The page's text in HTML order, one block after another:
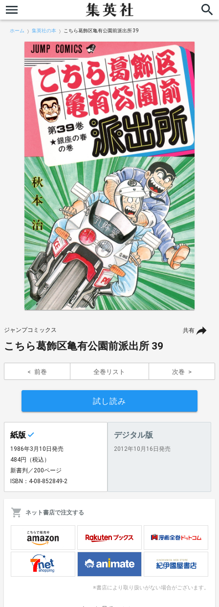
ホーム 集英社の本 こちら葛飾区亀有公園前派出所 39
共有
ジャンプコミックス
こちら葛飾区亀有公園前派出所 39
前巻 全巻リスト 次巻
試し読み
紙版
1986年3月10日発売
484円（税込）
新書判／200ページ
ISBN：4-08-852849-2
デジタル版
2012年10月16日発売
ネット書店で注文する
※書店により取り扱いがない場合がございます。